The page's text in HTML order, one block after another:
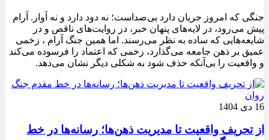
جنگی که امروز جریان دارد بی‌صداست؛ نه دود دارد و نه آوار. آرام
پیش می‌رود، در لایه‌های پنهان خبر، در روایت‌های ناقص و در
شایعه‌هایی که ساده به نظر می‌رسند. اما همین جنگ آرام ، زخمی
عمیق بر ذهن جامعه می‌گذارد، زخمی که اعتماد را فرسوده می‌کند
و واقعیت را بی‌آنکه حذف شود به شکلی دیگر نشان می‌دهد.
16 دی 1404
از تحریف واقعیت تا مدیریت ذهن‌ها؛ رسانه‌ها در خط